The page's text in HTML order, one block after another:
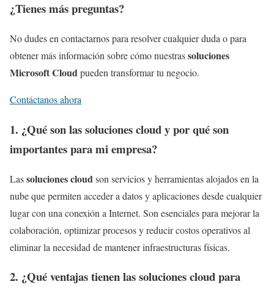
¿Tienes más preguntas?
No dudes en contactarnos para resolver cualquier duda o para
obtener más información sobre cómo nuestrassoluciones
Microsoft Cloudpueden transformar tu negocio.
Contáctanos ahora
1. ¿Qué son las soluciones cloud y por qué son
importantes para mi empresa?
Lassoluciones cloudson servicios y herramientas alojados en la
nube que permiten acceder a datos y aplicaciones desde cualquier
lugar con una conexión a Internet. Son esenciales para mejorar la
colaboración, optimizar procesos y reducir costos operativos al
eliminar la necesidad de mantener infraestructuras físicas.
2. ¿Qué ventajas tienen las soluciones cloud para